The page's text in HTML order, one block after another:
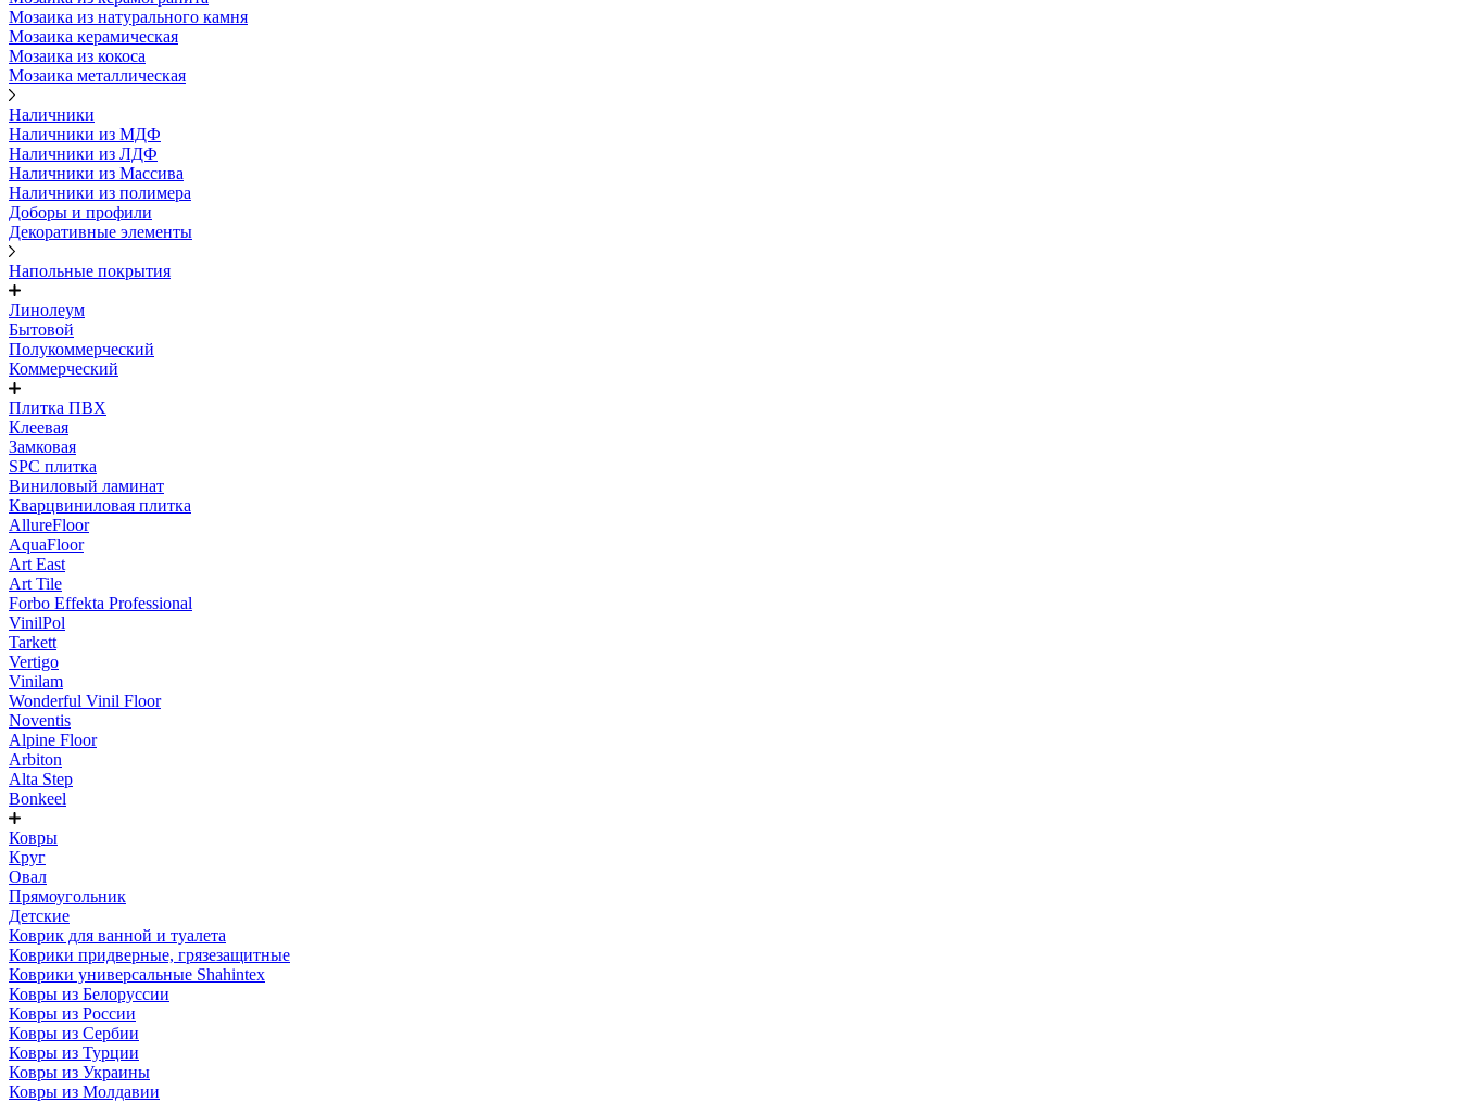
Мозаика из натурального камня
Мозаика керамическая
Мозаика из кокоса
Мозаика металлическая
Наличники
Наличники из МДФ
Наличники из ЛДФ
Наличники из Массива
Наличники из полимера
Доборы и профили
Декоративные элементы
Напольные покрытия
Линолеум
Бытовой
Полукоммерческий
Коммерческий
Плитка ПВХ
Клеевая
Замковая
SPC плитка
Виниловый ламинат
Кварцвиниловая плитка
AllureFloor
AquaFloor
Art East
Art Tile
Forbo Effekta Professional
VinilPol
Tarkett
Vertigo
Vinilam
Wonderful Vinil Floor
Noventis
Alpine Floor
Arbiton
Alta Step
Bonkeel
Ковры
Круг
Овал
Прямоугольник
Детские
Коврик для ванной и туалета
Коврики придверные, грязезащитные
Коврики универсальные Shahintex
Ковры из Белоруссии
Ковры из России
Ковры из Сербии
Ковры из Турции
Ковры из Украины
Ковры из Молдавии